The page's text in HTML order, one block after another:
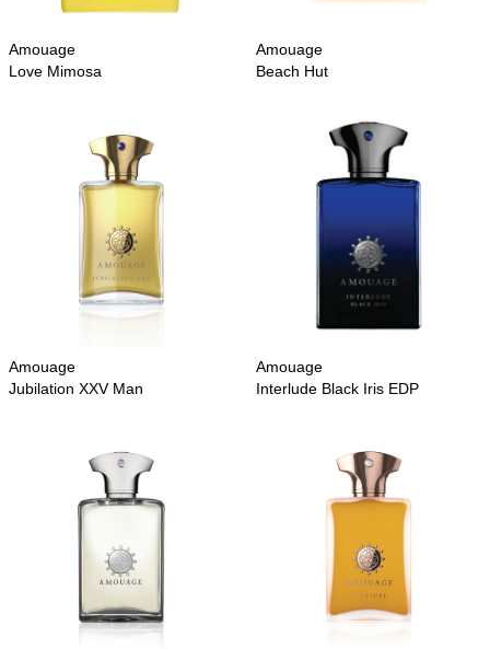
Amouage
Love Mimosa
Amouage
Beach Hut
Amouage
Jubilation XXV Man
Amouage
Interlude Black Iris EDP